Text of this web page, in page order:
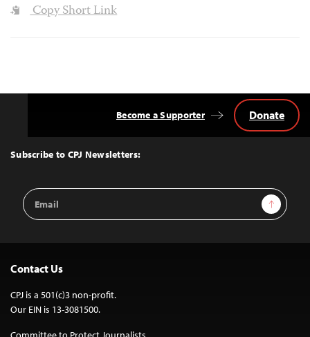
Copy Short Link
Top
Subscribe to CPJ Newsletters:
Email
Address
Sign Up
Become a Supporter Donate
Contact Us
CPJ is a 501(c)3 non-profit.
Our EIN is 13-3081500.